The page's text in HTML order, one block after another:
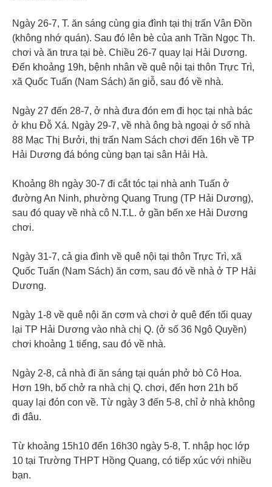
Ngày 26-7, T. ăn sáng cùng gia đình tại thị trấn Vân Đồn
(không nhớ quán). Sau đó lên bè của anh Trần Ngọc Th.
chơi và ăn trưa tại bè. Chiều 26-7 quay lại Hải Dương.
Đến khoảng 19h, bệnh nhân về quê nội tại thôn Trực Trì,
xã Quốc Tuấn (Nam Sách) ăn giỗ, sau đó về nhà.
Ngày 27 đến 28-7, ở nhà đưa đón em đi học tại nhà bác
ở khu Đỗ Xá. Ngày 29-7, về nhà ông bà ngoại ở số nhà
88 Mạc Thị Bưởi, thị trấn Nam Sách chơi đến 16h về TP
Hải Dương đá bóng cùng bạn tại sân Hải Hà.
Khoảng 8h ngày 30-7 đi cắt tóc tại nhà anh Tuấn ở
đường An Ninh, phường Quang Trung (TP Hải Dương),
sau đó quay về nhà cô N.T.L. ở gần bến xe Hải Dương
chơi.
Ngày 31-7, cả gia đình về quê nội tại thôn Trực Trì, xã
Quốc Tuấn (Nam Sách) ăn cơm, sau đó về nhà ở TP Hải
Dương.
Ngày 1-8 về quê nội ăn cơm và chơi ở quê đến tối quay
lại TP Hải Dương vào nhà chị Q. (ở số 36 Ngô Quyền)
chơi khoảng 1 tiếng, sau đó về nhà.
Ngày 2-8, cả nhà đi ăn sáng tại quán phở bò Cô Hoa.
Hơn 19h, bố chở ra nhà chị Q. chơi, đến hơn 21h bố
quay lại đón con về. Từ ngày 3 đến 5-8, chỉ ở nhà không
đi đâu.
Từ khoảng 15h10 đến 16h30 ngày 5-8, T. nhập học lớp
10 tại Trường THPT Hồng Quang, có tiếp xúc với nhiều
bạn.